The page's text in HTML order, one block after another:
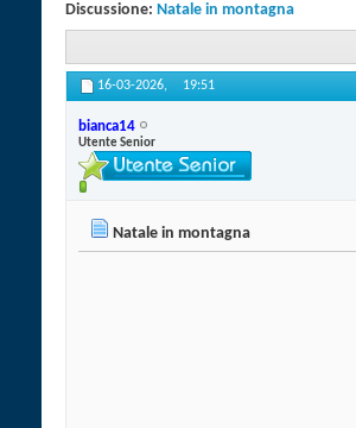
Discussione: Natale in montagna
16-03-2026, 19:51
bianca14
Utente Senior
Natale in montagna